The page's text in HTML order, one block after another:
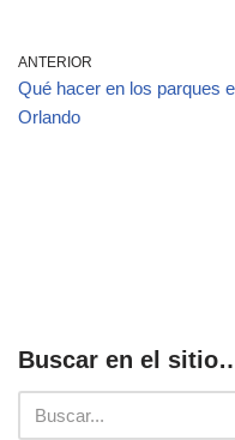
ANTERIOR
Qué hacer en los parques
Orlando
Buscar en el